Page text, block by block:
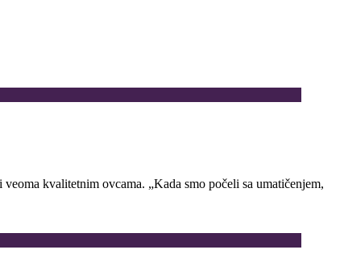
kvalitetnim ovcama. „Kada smo počeli sa umatičenjem,